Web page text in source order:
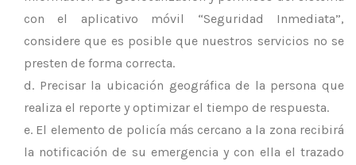
con el aplicativo móvil “Seguridad Inmediata”,
considere que es posible que nuestros servicios no se
presten de forma correcta.
Precisar la ubicación geográfica de la persona que
realiza el reporte y optimizar el tiempo de respuesta.
El elemento de policía más cercano a la zona recibirá
la notificación de su emergencia y con ella el trazado